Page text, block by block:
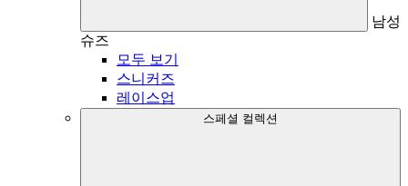
남성
슈즈
모두 보기
스니커즈
레이스업
스페셜 컬렉션